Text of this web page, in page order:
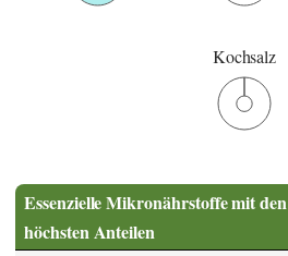
Kochsalz
Essenzielle Mikronährstoffe mit den
höchsten Anteilen